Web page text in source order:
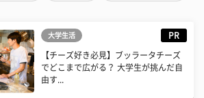
大学生活 PR
【チーズ好き必見】ブッラータチーズ
でどこまで広がる？ 大学生が挑んだ自
由す...